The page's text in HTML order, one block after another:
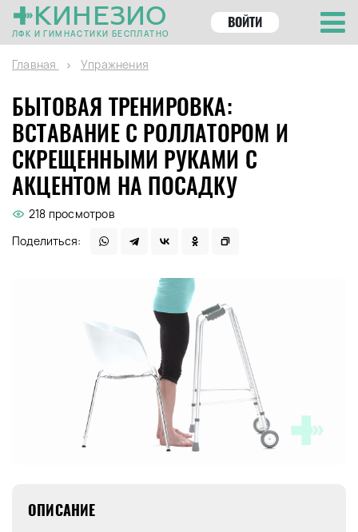
КИНЕЗИО
ЛФК И ГИМНАСТИКИ БЕСПЛАТНО
ВОЙТИ
Главная Упражнения
БЫТОВАЯ ТРЕНИРОВКА:
ВСТАВАНИЕ С РОЛЛАТОРОМ И
СКРЕЩЕННЫМИ РУКАМИ С
АКЦЕНТОМ НА ПОСАДКУ
218 просмотров
Поделиться:
ОПИСАНИЕ